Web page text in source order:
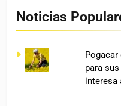
Noticias
para
interesa